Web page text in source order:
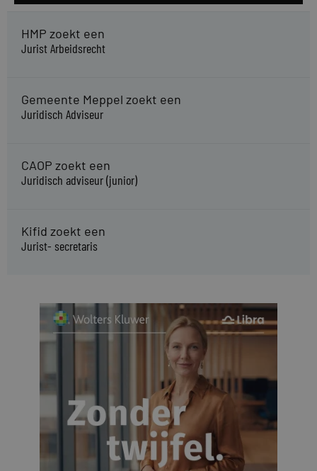
HMP zoekt een
Jurist Arbeidsrecht
Gemeente Meppel zoekt een
Juridisch Adviseur
CAOP zoekt een
Juridisch adviseur (junior)
Kifid zoekt een
Jurist- secretaris